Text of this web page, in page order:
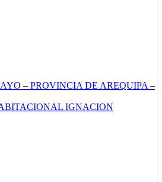
– PROVINCIA DE AREQUIPA –
IGNACION